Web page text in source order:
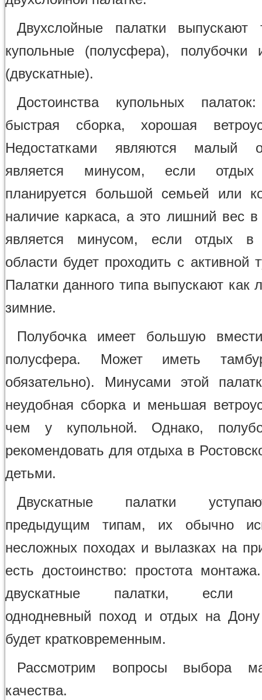
Двухслойные палатки выпускают
купольные (полусфера), полубочки
(двускатные).
Достоинства купольных
быстрая сборка, хорошая
Недостатками являются малый
является минусом, если
планируется большой семьей или
наличие каркаса, а это лишний вес в
является минусом, если отдых в
области будет проходить с активной
Палатки данного типа выпускают как
зимние.
Полубочка имеет большую
полусфера. Может иметь
обязательно). Минусами этой
неудобная сборка и меньшая
чем у купольной. Однако,
рекомендовать для отдыха в
детьми.
Двускатные палатки
предыдущим типам, их обычно
несложных походах и вылазках на
есть достоинство: простота
двускатные палатки, если
однодневный поход и отдых на
будет кратковременным.
Рассмотрим вопросы выбора
качества.